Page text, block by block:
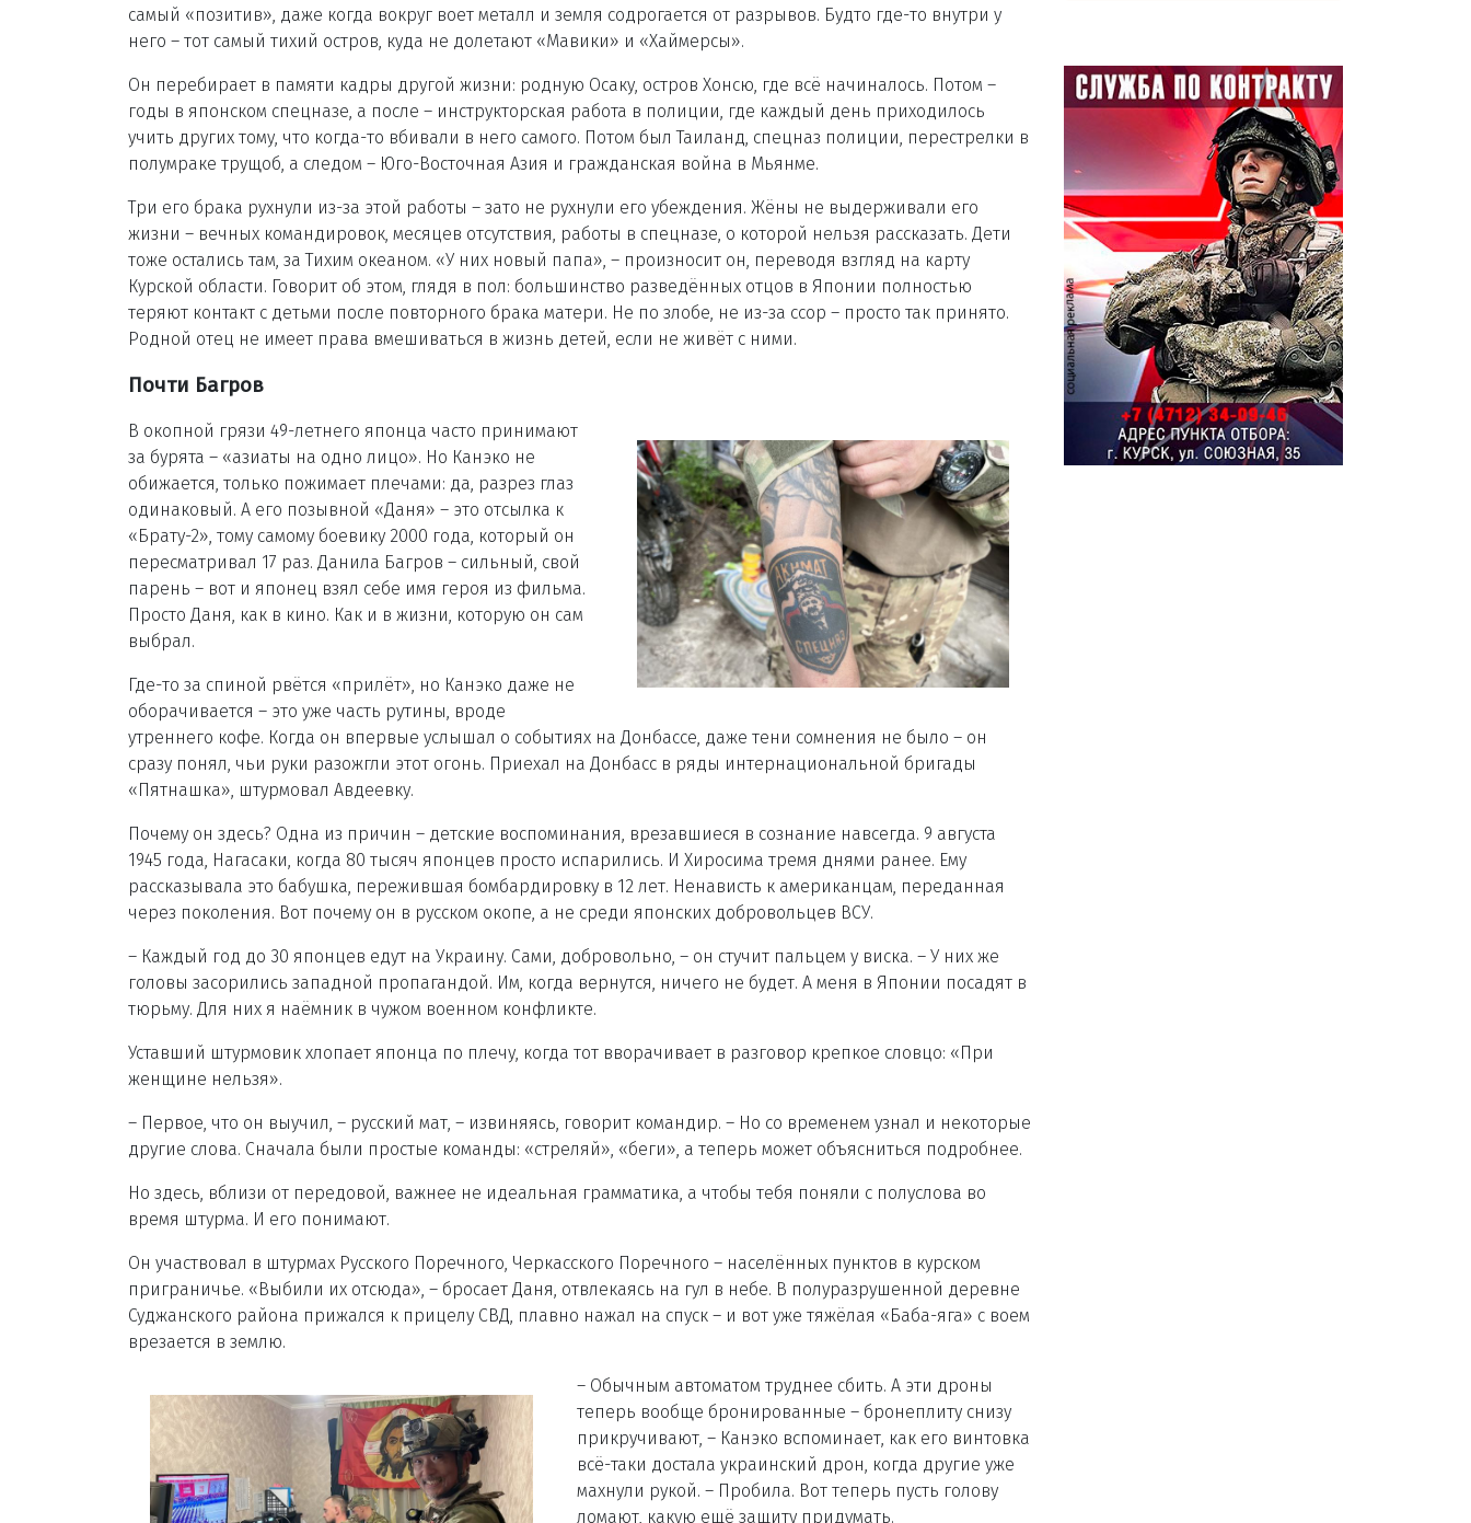
самый «позитив», даже когда вокруг воет металл и земля содрогается от разрывов. Будто где-то внутри у
него – тот самый тихий остров, куда не долетают «Мавики» и «Хаймерсы».
Он перебирает в памяти кадры другой жизни: родную Осаку, остров Хонсю, где всё начиналось. Потом –
годы в японском спецназе, а после – инструкторская работа в полиции, где каждый день приходилось
учить других тому, что когда-то вбивали в него самого. Потом был Таиланд, спецназ полиции, перестрелки в
полумраке трущоб, а следом – Юго-Восточная Азия и гражданская война в Мьянме.
Три его брака рухнули из-за этой работы – зато не рухнули его убеждения. Жёны не выдерживали его
жизни – вечных командировок, месяцев отсутствия, работы в спецназе, о которой нельзя рассказать. Дети
тоже остались там, за Тихим океаном. «У них новый папа», – произносит он, переводя взгляд на карту
Курской области. Говорит об этом, глядя в пол: большинство разведённых отцов в Японии полностью
теряют контакт с детьми после повторного брака матери. Не по злобе, не из-за ссор – просто так принято.
Родной отец не имеет права вмешиваться в жизнь детей, если не живёт с ними.
Почти Багров
В окопной грязи 49-летнего японца часто принимают
за бурята – «азиаты на одно лицо». Но Канэко не
обижается, только пожимает плечами: да, разрез глаз
одинаковый. А его позывной «Даня» – это отсылка к
«Брату-2», тому самому боевику 2000 года, который он
пересматривал 17 раз. Данила Багров – сильный, свой
парень – вот и японец взял себе имя героя из фильма.
Просто Даня, как в кино. Как и в жизни, которую он сам
выбрал.
Где-то за спиной рвётся «прилёт», но Канэко даже не
оборачивается – это уже часть рутины, вроде
утреннего кофе. Когда он впервые услышал о событиях на Донбассе, даже тени сомнения не было – он
сразу понял, чьи руки разожгли этот огонь. Приехал на Донбасс в ряды интернациональной бригады
«Пятнашка», штурмовал Авдеевку.
Почему он здесь? Одна из причин – детские воспоминания, врезавшиеся в сознание навсегда. 9 августа
1945 года, Нагасаки, когда 80 тысяч японцев просто испарились. И Хиросима тремя днями ранее. Ему
рассказывала это бабушка, пережившая бомбардировку в 12 лет. Ненависть к американцам, переданная
через поколения. Вот почему он в русском окопе, а не среди японских добровольцев ВСУ.
– Каждый год до 30 японцев едут на Украину. Сами, добровольно, – он стучит пальцем у виска. – У них же
головы засорились западной пропагандой. Им, когда вернутся, ничего не будет. А меня в Японии посадят в
тюрьму. Для них я наёмник в чужом военном конфликте.
Уставший штурмовик хлопает японца по плечу, когда тот вворачивает в разговор крепкое словцо: «При
женщине нельзя».
– Первое, что он выучил, – русский мат, – извиняясь, говорит командир. – Но со временем узнал и некоторые
другие слова. Сначала были простые команды: «стреляй», «беги», а теперь может объясниться подробнее.
Но здесь, вблизи от передовой, важнее не идеальная грамматика, а чтобы тебя поняли с полуслова во
время штурма. И его понимают.
Он участвовал в штурмах Русского Поречного, Черкасского Поречного – населённых пунктов в курском
приграничье. «Выбили их отсюда», – бросает Даня, отвлекаясь на гул в небе. В полуразрушенной деревне
Суджанского района прижался к прицелу СВД, плавно нажал на спуск – и вот уже тяжёлая «Баба-яга» с воем
врезается в землю.
– Обычным автоматом труднее сбить. А эти дроны
теперь вообще бронированные – бронеплиту снизу
прикручивают, – Канэко вспоминает, как его винтовка
всё-таки достала украинский дрон, когда другие уже
махнули рукой. – Пробила. Вот теперь пусть голову
ломают, какую ещё защиту придумать.